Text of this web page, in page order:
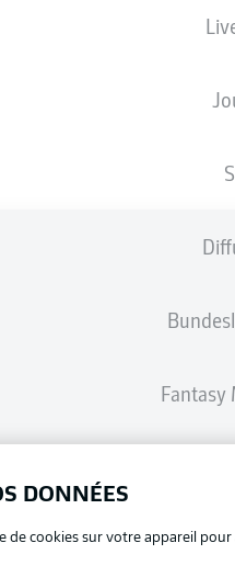
Fantasy
DONNÉES
de cookies sur votre appareil